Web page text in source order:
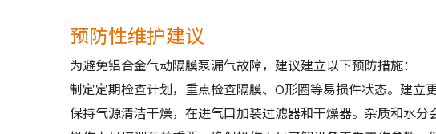
预防性维护建议
为避免铝合金气动隔膜泵漏气故障，建议建立以下预防措施：
制定定期检查计划，重点检查隔膜、O形圈等易损件状态。建立
保持气源清洁干燥，在进气口加装过滤器和干燥器。杂质和水分